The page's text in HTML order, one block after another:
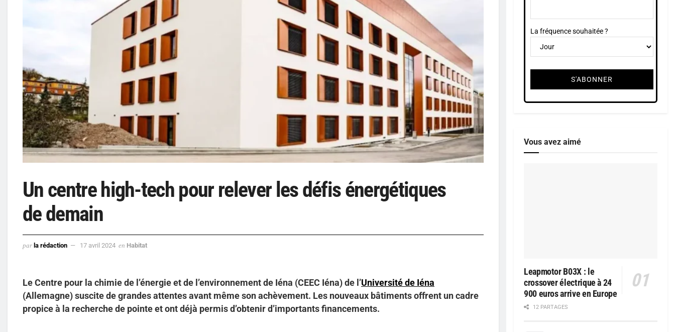
Un centre high-tech pour relever les défis énergétiques
de demain
par la rédaction 17 avril 2024 en Habitat
Le Centre pour la chimie de l’énergie et de l’environnement de Iéna (CEEC Iéna) de l’Université de Iéna
(Allemagne) suscite de grandes attentes avant même son achèvement. Les nouveaux bâtiments offrent un cadre
propice à la recherche de pointe et ont déjà permis d’obtenir d’importants financements.
La fréquence souhaitée ?
Vous avez aimé
Leapmotor B03X : le
crossover électrique à 24
900 euros arrive en Europe
12 PARTAGES